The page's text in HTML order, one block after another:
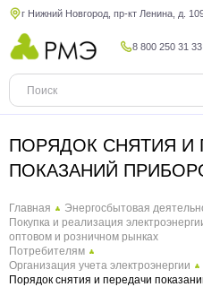
г Нижний Новгород, пр-кт Ленина, д.
8 800 250 31 33
ПОРЯДОК СНЯТИЯ И
ПОКАЗАНИЙ
Главная
Энергосбытовая
Покупка и реализация
оптовом и розничном рынках
Потребителям
Организация учета электроэнергии
Порядок снятия и передачи